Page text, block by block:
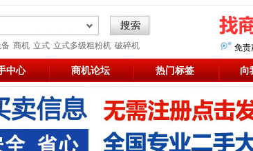
商机 立式 立式多级粗粉机 破碎机 免责
中心 商机论坛 热门标签 向